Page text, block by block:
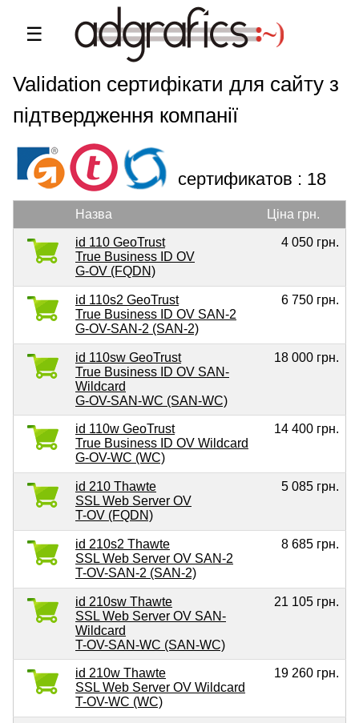
☰
Найпоширені Organization
Validation сертифікати для сайту з
підтвердження компанії
сертификатов : 18
Назва Ціна грн.
id 110 GeoTrust
True Business ID OV
G-OV (FQDN)
4 050 грн.
id 110s2 GeoTrust
True Business ID OV SAN-2
G-OV-SAN-2 (SAN-2)
6 750 грн.
id 110sw GeoTrust
True Business ID OV SAN-
Wildcard
G-OV-SAN-WC (SAN-WC)
18 000 грн.
id 110w GeoTrust
True Business ID OV Wildcard
G-OV-WC (WC)
14 400 грн.
id 210 Thawte
SSL Web Server OV
T-OV (FQDN)
5 085 грн.
id 210s2 Thawte
SSL Web Server OV SAN-2
T-OV-SAN-2 (SAN-2)
8 685 грн.
id 210sw Thawte
SSL Web Server OV SAN-
Wildcard
T-OV-SAN-WC (SAN-WC)
21 105 грн.
id 210w Thawte
SSL Web Server OV Wildcard
T-OV-WC (WC)
19 260 грн.